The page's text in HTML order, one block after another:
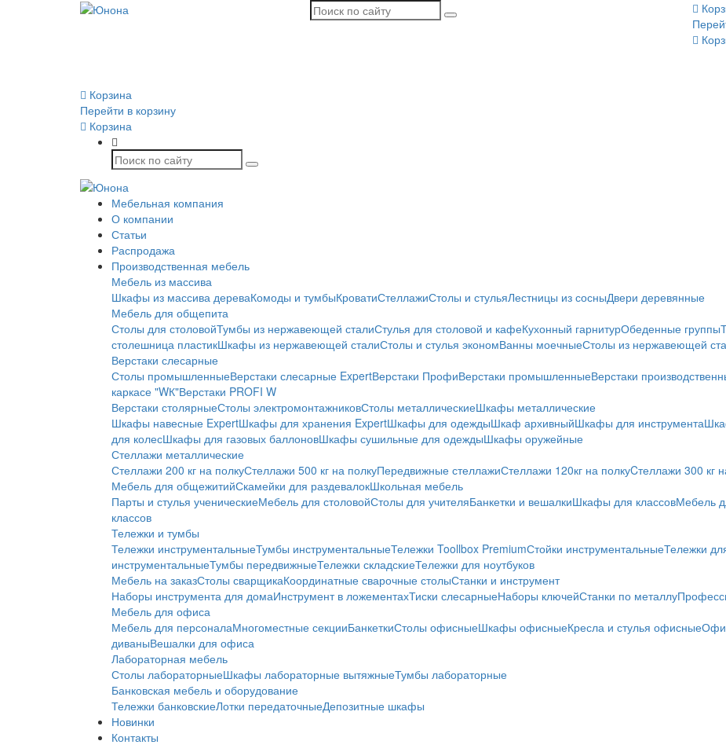
Корзина
Перейти в корзину
Корзина
Мебельная компания
О компании
Статьи
Распродажа
Производственная мебель
Мебель из массива
Шкафы из массива дереваКомоды и тумбыКроватиСтеллажиСтолы и стульяЛестницы из сосныДвери деревянные
Мебель для общепита
Столы для столовойТумбы из нержавеющей сталиСтулья для столовой и кафеКухонный гарнитурОбеденные группы
столешница пластикШкафы из нержавеющей сталиСтолы и стулья экономВанны моечныеСтолы из нержавеющей
Верстаки слесарные
Столы промышленныеВерстаки слесарные ExpertВерстаки ПрофиВерстаки промышленныеВерстаки
каркасе "WК"Верстаки PROFI W
Верстаки столярныеСтолы электромонтажниковСтолы металлическиеШкафы металлические
Шкафы навесные ExpertШкафы для хранения ExpertШкафы для одеждыШкаф архивныйШкафы для инструмента
для колесШкафы для газовых баллоновШкафы сушильные для одеждыШкафы оружейные
Стеллажи металлические
Стеллажи 200 кг на полкуСтеллажи 500 кг на полкуПередвижные стеллажиСтеллажи 120кг на полкуCтеллажи 300 кг
Мебель для общежитийСкамейки для раздевалокШкольная мебель
Парты и стулья ученическиеМебель для столовойСтолы для учителяБанкетки и вешалкиШкафы для классовМебель
классов
Тележки и тумбы
Тележки инструментальныеТумбы инструментальныеТележки Toollbox PremiumСтойки инструментальныеТележки
инструментальныеТумбы передвижныеТележки складскиеТележки для ноутбуков
Мебель на заказСтолы сварщикаКоординатные сварочные столыСтанки и инструмент
Наборы инструмента для домаИнструмент в ложементахТиски слесарныеНаборы ключейСтанки по металлу
Мебель для офиса
Мебель для персоналаМногоместные секцииБанкеткиСтолы офисныеШкафы офисныеКресла и стулья офисные
диваныВешалки для офиса
Лабораторная мебель
Столы лабораторныеШкафы лабораторные вытяжныеТумбы лабораторные
Банковская мебель и оборудование
Тележки банковскиеЛотки передаточныеДепозитные шкафы
Новинки
Контакты